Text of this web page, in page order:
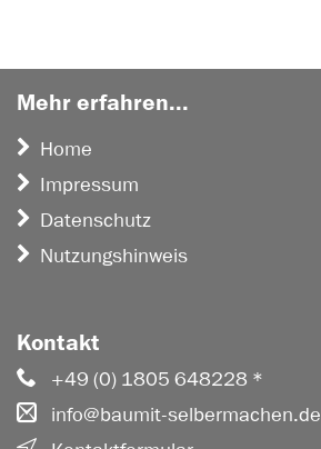
Mehr erfahren...
Home
Impressum
Datenschutz
Nutzungshinweis
Kontakt
+49 (0) 1805 648228 *
info@baumit-selbermachen.de